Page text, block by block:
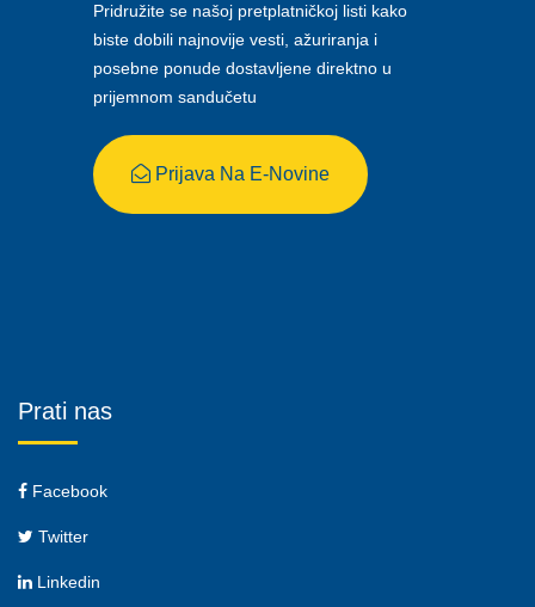
Pridružite se našoj pretplatničkoj listi kako
biste dobili najnovije vesti, ažuriranja i
posebne ponude dostavljene direktno u
prijemnom sandučetu
Prijava Na E-Novine
Prati nas
Facebook
Twitter
Linkedin